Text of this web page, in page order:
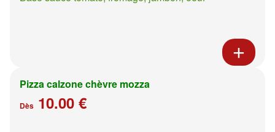
Pizza calzone chèvre mozza
Dès 10.00 €